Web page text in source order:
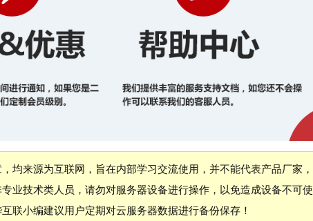
均来源为互联网，旨在内部学习交流使用，并不能代表产品厂家，
业技术类人员，请勿对服务器设备进行操作，以免造成设备不可使
联小编建议用户定期对云服务器数据进行备份保存！